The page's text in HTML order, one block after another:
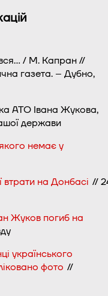
/ М. Капран //
газета. – Дубно,
АТО Івана Жукова,
держави
немає у
втрати на Донбасі //
Жуков погиб на
українського
фото //